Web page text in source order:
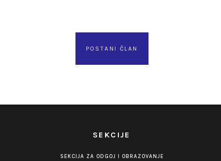
POSTANI ČLAN
SEKCIJE
SEKCIJA ZA ODGOJ I OBRAZOVANJE